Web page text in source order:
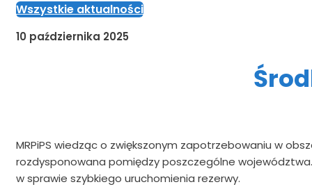
Wszystkie aktualności
10 października 2025
MRPiPS wiedząc o zwiększonym zapotrzebowaniu w
rozdysponowana pomiędzy poszczególne województwa.
w sprawie szybkiego uruchomienia rezerwy.